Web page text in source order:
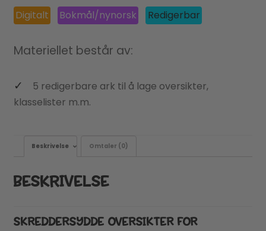
Digitalt Bokmål/nynorsk Redigerbar
Materiellet består av:
5 redigerbare ark til å lage oversikter,
klasselister m.m.
Beskrivelse Omtaler (0)
BESKRIVELSE
SKREDDERSYDDE OVERSIKTER FOR